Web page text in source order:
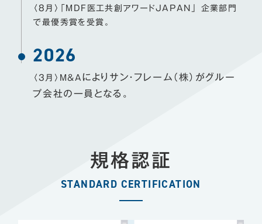
〈8月〉「MDF医工共創アワードJAPAN」 企業部門
で最優秀賞を受賞。
2026
〈3月〉M&A によりサン・フレーム（株）がグルー
プ会社の一員となる。
STANDARD CERTIFICATION
規格認証